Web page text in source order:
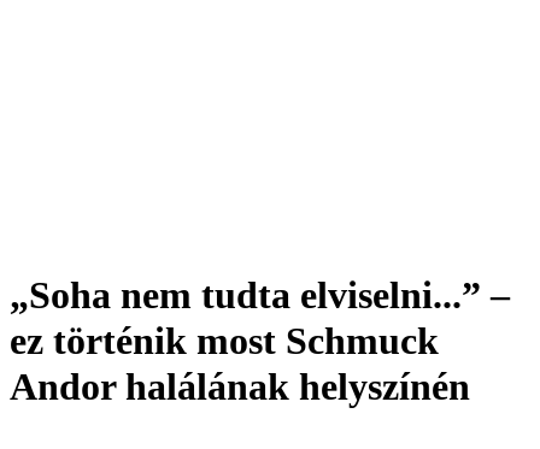
„Soha nem tudta elviselni...” –
ez történik most Schmuck
Andor halálának helyszínén